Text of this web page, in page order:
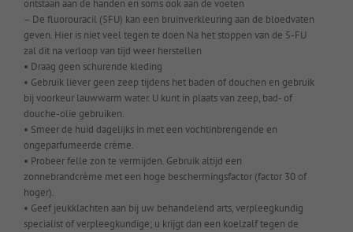
ontstaan aan de handen en soms ook aan de voeten
– De fluorouracil (5FU) kan een bruinverkleuring aan de bloedvaten
geven. Hier is niet veel tegen te doen Na het stoppen van de 5-FU
zal dit na verloop van tijd weer herstellen
• Draag geen schurende kleding
• Gebruik liever geen zeep tijdens het baden of douchen en gebruik
bij voorkeur lauwwarm water. U kunt in plaats van zeep, bad- of
douche-olie gebruiken.
• Smeer de huid dagelijks in met een vochtinbrengende en
ongeparfumeerde crème.
• Probeer felle zon te vermijden. Gebruik altijd een
zonnebrandcrème met een hoge beschermingsfactor (factor 30 of
hoger).
• Geef jeukklachten aan bij uw behandelend arts, verpleegkundig
specialist of verpleegkundige; u krijgt dan een koelzalf tegen de